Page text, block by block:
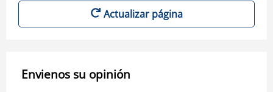
Actualizar página
Envienos su opinión